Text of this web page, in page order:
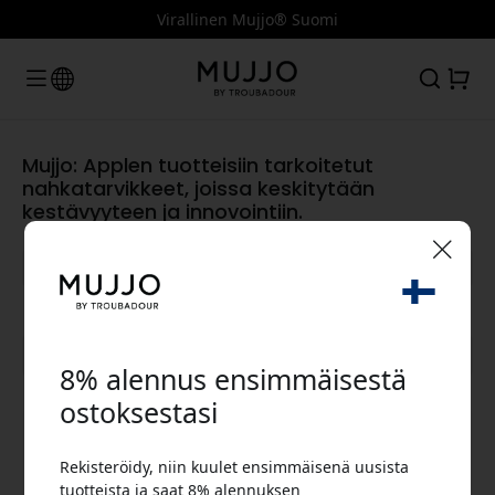
Virallinen Mujjo® Suomi
Mujjo: Applen tuotteisiin tarkoitetut
nahkatarvikkeet, joissa keskitytään
kestävyyteen ja innovointiin.
8% alennus ensimmäisestä
ostoksestasi
Rekisteröidy, niin kuulet ensimmäisenä uusista
tuotteista ja saat 8% alennuksen
🎉 Alennuskoodisi:
Käytä tätä koodia kassalla saadaksesi 8%